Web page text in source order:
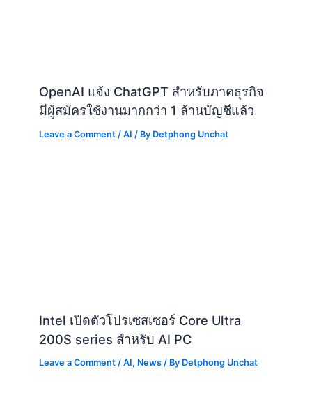
OpenAI แจ้ง ChatGPT สำหรับภาคธุรกิจ
มีผู้สมัครใช้งานมากกว่า 1 ล้านบัญชีแล้ว
Leave a Comment /AI / By Detphong Unchat
Intel เปิดตัวโปรเซสเซอร์ Core Ultra
200S series สำหรับ AI PC
Leave a Comment /AI, News / By Detphong Unchat